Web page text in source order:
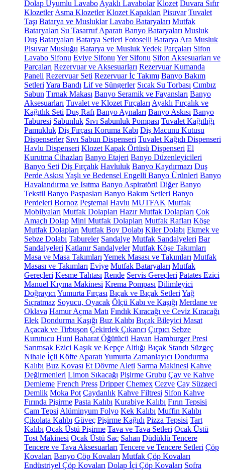
Dolap Uyumlu Lavabo Ayaklı Lavabolar Klozet Duvara Sıfır
Klozetler Asma Klozetler Klozet Kapakları Pisuvar Tuvalet
Taşı Batarya ve Musluklar Lavabo Bataryaları Mutfak
Bataryaları Su Tasarruf Aparatı Banyo Bataryaları Musluk
Duş Bataryaları Batarya Setleri Fotoselli Batarya Ara Musluk
Pisuvar Musluğu Batarya ve Musluk Yedek Parçaları Sifon
Lavabo Sifonu Eviye Sifonu Yer Sifonu Sifon Aksesuarları ve
Parçaları Rezervuar ve Aksesuarları Rezervuar Kumanda
Paneli Rezervuar Seti Rezervuar İç Takımı Banyo Bakım
Setleri Yara Bandı Lif ve Süngerler Sıcak Su Torbası Cımbız
Sabun Tırnak Makası Banyo Seramik ve Fayansları Banyo
Aksesuarları Tuvalet ve Klozet Fırçaları Ayaklı Fırçalık ve
Kağıtlık Seti Duş Rafı Banyo Aynaları Banyo Askısı Banyo
Taburesi Sabunluk Sıvı Sabunluk Pompası Tuvalet Kağıtlığı
Pamukluk Diş Fırçası Koruma Kabı Diş Macunu Kutusu
Dispenserler Sıvı Sabun Dispenseri Tuvalet Kağıdı Dispenseri
Havlu Dispenseri Klozet Kapak Örtüsü Dispenseri El
Kurutma Cihazları Banyo Etajeri Banyo Düzenleyicileri
Banyo Seti Diş Fırçalık Havluluk Banyo Kaydırmazı Duş
Perde Askısı Yaşlı ve Bedensel Engelli Banyo Ürünleri Banyo
Havalandırma ve Isıtma Banyo Aspiratörü Diğer Banyo
Tekstil Banyo Paspasları Banyo Bakım Setleri Banyo
Perdeleri Bornoz Peştemal Havlu MUTFAK Mutfak
Mobilyaları Mutfak Dolapları Hazır Mutfak Dolapları Çok
Amaçlı Dolap Mini Mutfak Dolapları Mutfak Rafları Köşe
Mutfak Dolapları Mutfak Boy Dolabı Kiler Dolabı Ekmek ve
Sebze Dolabı Tabureler Sandalye Mutfak Sandalyeleri Bar
Sandalyeleri Katlanır Sandalyeler Mutfak Köşe Takımları
Masa ve Masa Takımları Yemek Masası ve Takımları Mutfak
Masası ve Takımları Eviye Mutfak Bataryaları Mutfak
Gereçleri Kesme Tahtası Rende Servis Gereçleri Patates Ezici
Manuel Kıyma Makinesi Krema Pompası Dilimleyici
Doğrayıcı Yumurta Fırçası Bıçak ve Bıçak Setleri Yağ
Sıçratmaz Soyucu, Oyacak Ölçü Kabı ve Kaşığı Merdane ve
Oklava Hamur Açma Matı Fındık Kıracağı ve Ceviz Kıracağı
Elek Dondurma Kaşığı Buz Kalıbı Bıçak Bileyici Masat
Açacak ve Tirbuşon Çekirdek Çıkarıcı Çırpıcı Sebze
Kurutucu Huni Baharat Öğütücü Havan Hamburger Presi
Sarımsak Ezici Kaşık ve Kepçe Altlığı Bıçak Standı Süzgeç
Nihale İçli Köfte Aparatı Yumurta Zamanlayıcı Dondurma
Kalıbı Buz Kovası Et Dövme Aleti Sarma Makinesi Kahve
Değirmenleri Limon Sıkacağı Pişirme Grubu Çay ve Kahve
Demleme French Press Dripper Chemex Cezve Çay Süzgeci
Demlik Moka Pot Çaydanlık Kahve Filtresi Sifon Kahve
Fırında Pişirme Pasta Kalıbı Kurabiye Kalıbı Fırın Tepsisi
Cam Tepsi Alüminyum Folyo Kek Kalıbı Muffin Kalıbı
Çikolata Kalıbı Güveç Pişirme Kağıdı Pizza Tepsisi Tart
Kalıbı Ocak Üstü Pişirme Tava ve Tava Setleri Ocak Üstü
Tost Makinesi Ocak Üstü Sac Sahan Düdüklü Tencere
Tencere ve Tava Aksesuarları Tencere ve Tencere Setleri Çöp
Kovaları Banyo Çöp Kovaları Mutfak Çöp Kovaları
Endüstriyel Çöp Kovaları Dolap İçi Çöp Kovaları Sofra